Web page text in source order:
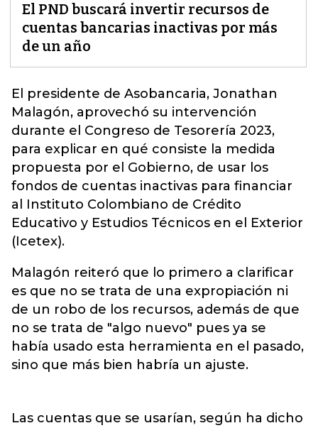
El PND buscará invertir recursos de
cuentas bancarias inactivas por más
de un año
El presidente de Asobancaria, Jonathan
Malagón, aprovechó su intervención
durante el Congreso de Tesorería 2023,
para explicar en qué consiste la medida
propuesta por el Gobierno, de usar los
fondos de cuentas inactivas para financiar
al Instituto Colombiano de Crédito
Educativo y Estudios Técnicos en el Exterior
(Icetex).
Malagón reiteró que lo primero a clarificar
es que no se trata de una expropiación ni
de un robo de los recursos, además de que
no se trata de "algo nuevo" pues ya se
había usado esta herramienta en el pasado,
sino que más bien habría un ajuste.
Las cuentas que se usarían, según ha dicho